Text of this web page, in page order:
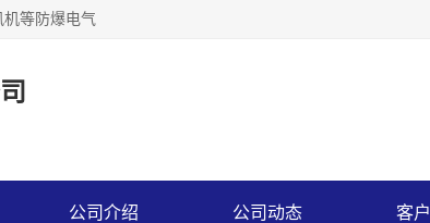
机等防爆电气
公司介绍 公司动态 客